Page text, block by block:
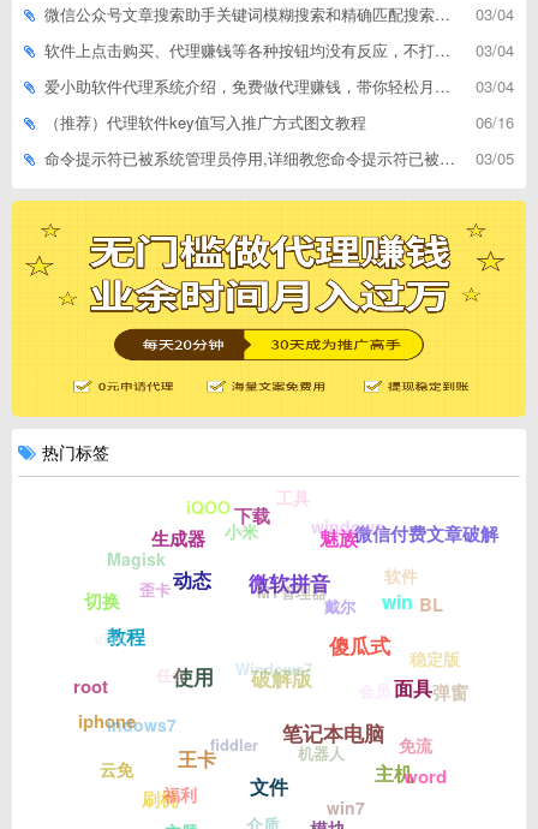
03/04
微信公众号文章搜索助手关键词模糊搜索和精确匹配搜索的区别
03/04
软件上点击购买、代理赚钱等各种按钮均没有反应，不打开相应网址怎么解决
03/04
爱小助软件代理系统介绍，免费做代理赚钱，带你轻松月收入过万
06/16
（推荐）代理软件key值写入推广方式图文教程
03/05
命令提示符已被系统管理员停用,详细教您命令提示符已被系统管理员停用怎么办
热门标签
破解版
使用
王卡
文件
笔记本电脑
傻瓜式
微软拼音
动态
教程
iphone
刷机
主机
面具
win
魅族
下载
生成器
切换
root
云免 word
弹窗
BL
微信付费文章破解
工具
iQOO
Magisk
vivo
indows7
福利
win7
免流
稳定版
软件
windows
小米
歪卡
任务
fiddler 机器人
戴尔
MT管理器
Windows7